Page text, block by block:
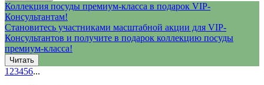
Коллекция посуды премиум-класса в подарок VIP-
Консультантам!
Становитесь участниками масштабной акции для VIP-
Консультантов и получите в подарок коллекцию посуды
премиум-класса!
Читать
1 23456...